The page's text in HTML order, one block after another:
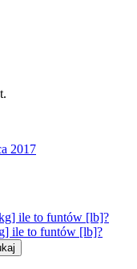
2017
ile to funtów [lb]?
ile to funtów [lb]?